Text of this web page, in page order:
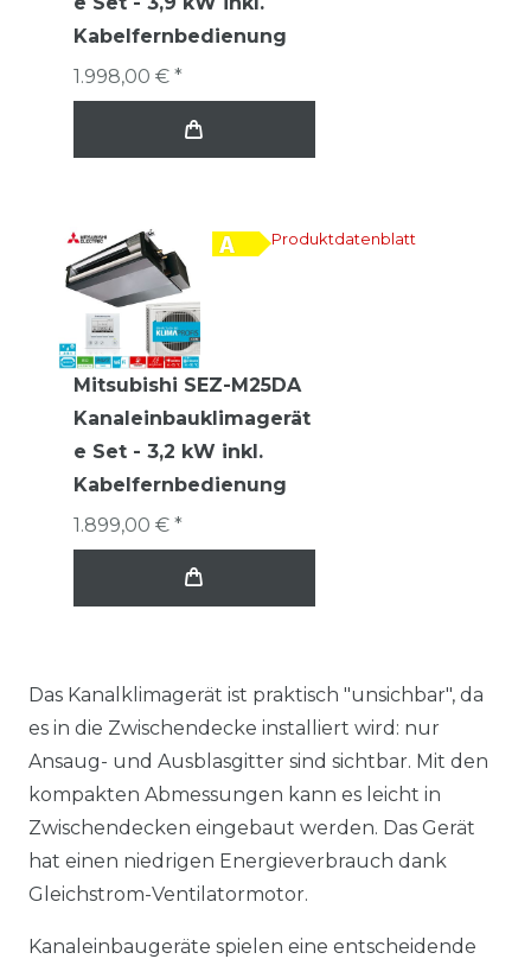
Kabelfernbedienung
1.998,00 € *
Produktdatenblatt
Mitsubishi SEZ-M25DA
Kanaleinbauklimagerät
e Set - 3,2 kW inkl.
Kabelfernbedienung
1.899,00 € *
Das Kanalklimagerät ist praktisch "unsichbar", da
es in die Zwischendecke installiert wird: nur
Ansaug- und Ausblasgitter sind sichtbar. Mit den
kompakten Abmessungen kann es leicht in
Zwischendecken eingebaut werden. Das Gerät
hat einen niedrigen Energieverbrauch dank
Gleichstrom-Ventilatormotor.
Kanaleinbaugeräte spielen eine entscheidende